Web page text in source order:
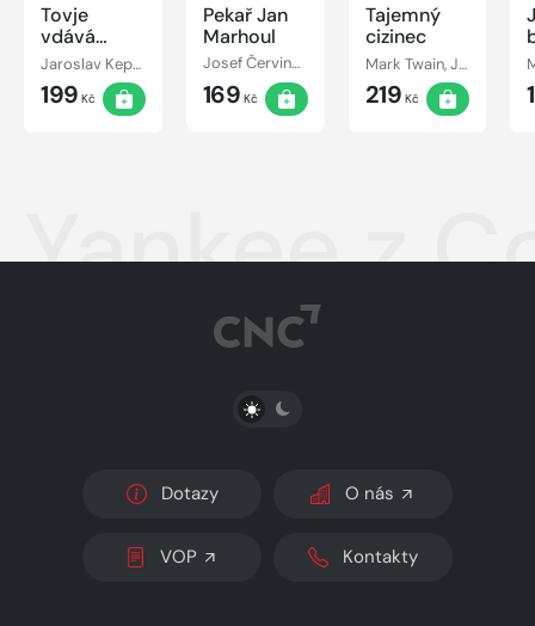
Tovje
vdává
dcery
Jaroslav Kepka, Otakar Brousek, Karel Hlušička, Šolom Alejchem, Jan Novotný, Jorga Kotrbová, Hana Maciuchová, Viola Zinková, Ivan Řezáč, Bořík Procházka, Jan Teplý, Bořivoj Navrátil, Boris Rösner
199 Kč
Pekař Jan
Marhoul
Josef Červinka, Karel Hlušička, Vladislav Vančura, Jaromír Spal, Martin Růžek, Věra Galatíková, Miroslav Doležal, Hana Kofránková
169 Kč
Tajemný
cizinec
Mark Twain, Jan Hartl, Boris Rösner
219 Kč
Yankee z
PŘEPNOUT SVĚTLÝ/TMAVÝ REŽIM
Dotazy O nás
VOP Kontakty